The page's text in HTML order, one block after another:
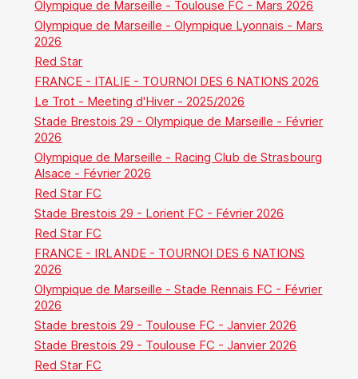
Olympique de Marseille - Toulouse FC - Mars 2026
Olympique de Marseille - Olympique Lyonnais - Mars
2026
Red Star
FRANCE - ITALIE - TOURNOI DES 6 NATIONS 2026
Le Trot - Meeting d'Hiver - 2025/2026
Stade Brestois 29 - Olympique de Marseille - Février
2026
Olympique de Marseille - Racing Club de Strasbourg
Alsace - Février 2026
Red Star FC
Stade Brestois 29 - Lorient FC - Février 2026
Red Star FC
FRANCE - IRLANDE - TOURNOI DES 6 NATIONS
2026
Olympique de Marseille - Stade Rennais FC - Février
2026
Stade brestois 29 - Toulouse FC - Janvier 2026
Stade Brestois 29 - Toulouse FC - Janvier 2026
Red Star FC